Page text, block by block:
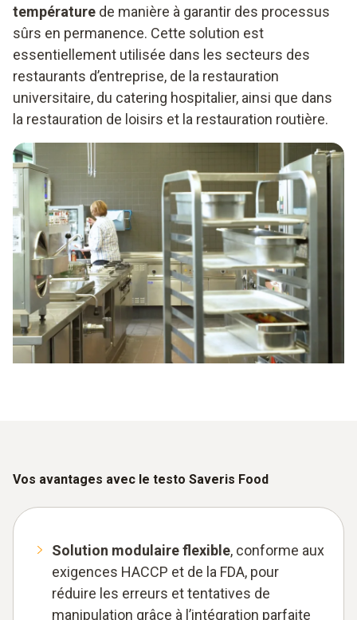
température de manière à garantir des processus
sûrs en permanence. Cette solution est
essentiellement utilisée dans les secteurs des
restaurants d’entreprise, de la restauration
universitaire, du catering hospitalier, ainsi que dans
la restauration de loisirs et la restauration routière.
Vos avantages avec le testo Saveris Food
Solution modulaire flexible, conforme aux
exigences HACCP et de la FDA, pour
réduire les erreurs et tentatives de
manipulation grâce à l’intégration parfaite